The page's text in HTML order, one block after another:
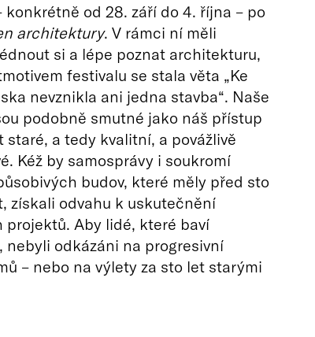
od 28. září do 4. října – po
architektury. V rámci ní měli
si a lépe poznat architekturu,
festivalu se stala věta „Ke
nevznikla ani jedna stavba“. Naše
podobně smutné jako náš přístup
staré, a tedy kvalitní, a povážlivě
Kéž by samosprávy i soukromí
budov, které měly před sto
získali odvahu k uskutečnění
Aby lidé, které baví
odkázáni na progresivní
– nebo na výlety za sto let starými